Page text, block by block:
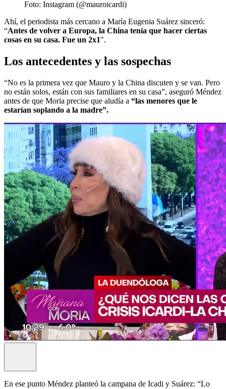
Foto: Instagram (@mauroicardi)
Ahí, el periodista más cercano a María Eugenia Suárez sinceró:
“Antes de volver a Europa, la China tenía que hacer ciertas
cosas en su casa. Fue un 2x1″.
Los antecedentes y las sospechas
“No es la primera vez que Mauro y la China discuten y se van. Pero
no están solos, están con sus familiares en su casa”, aseguró Méndez
antes de que Moria precise que aludía a “las menores que le
estarían soplando a la madre”.
En ese punto Méndez planteó la campana de Icadi y Suárez: “Lo